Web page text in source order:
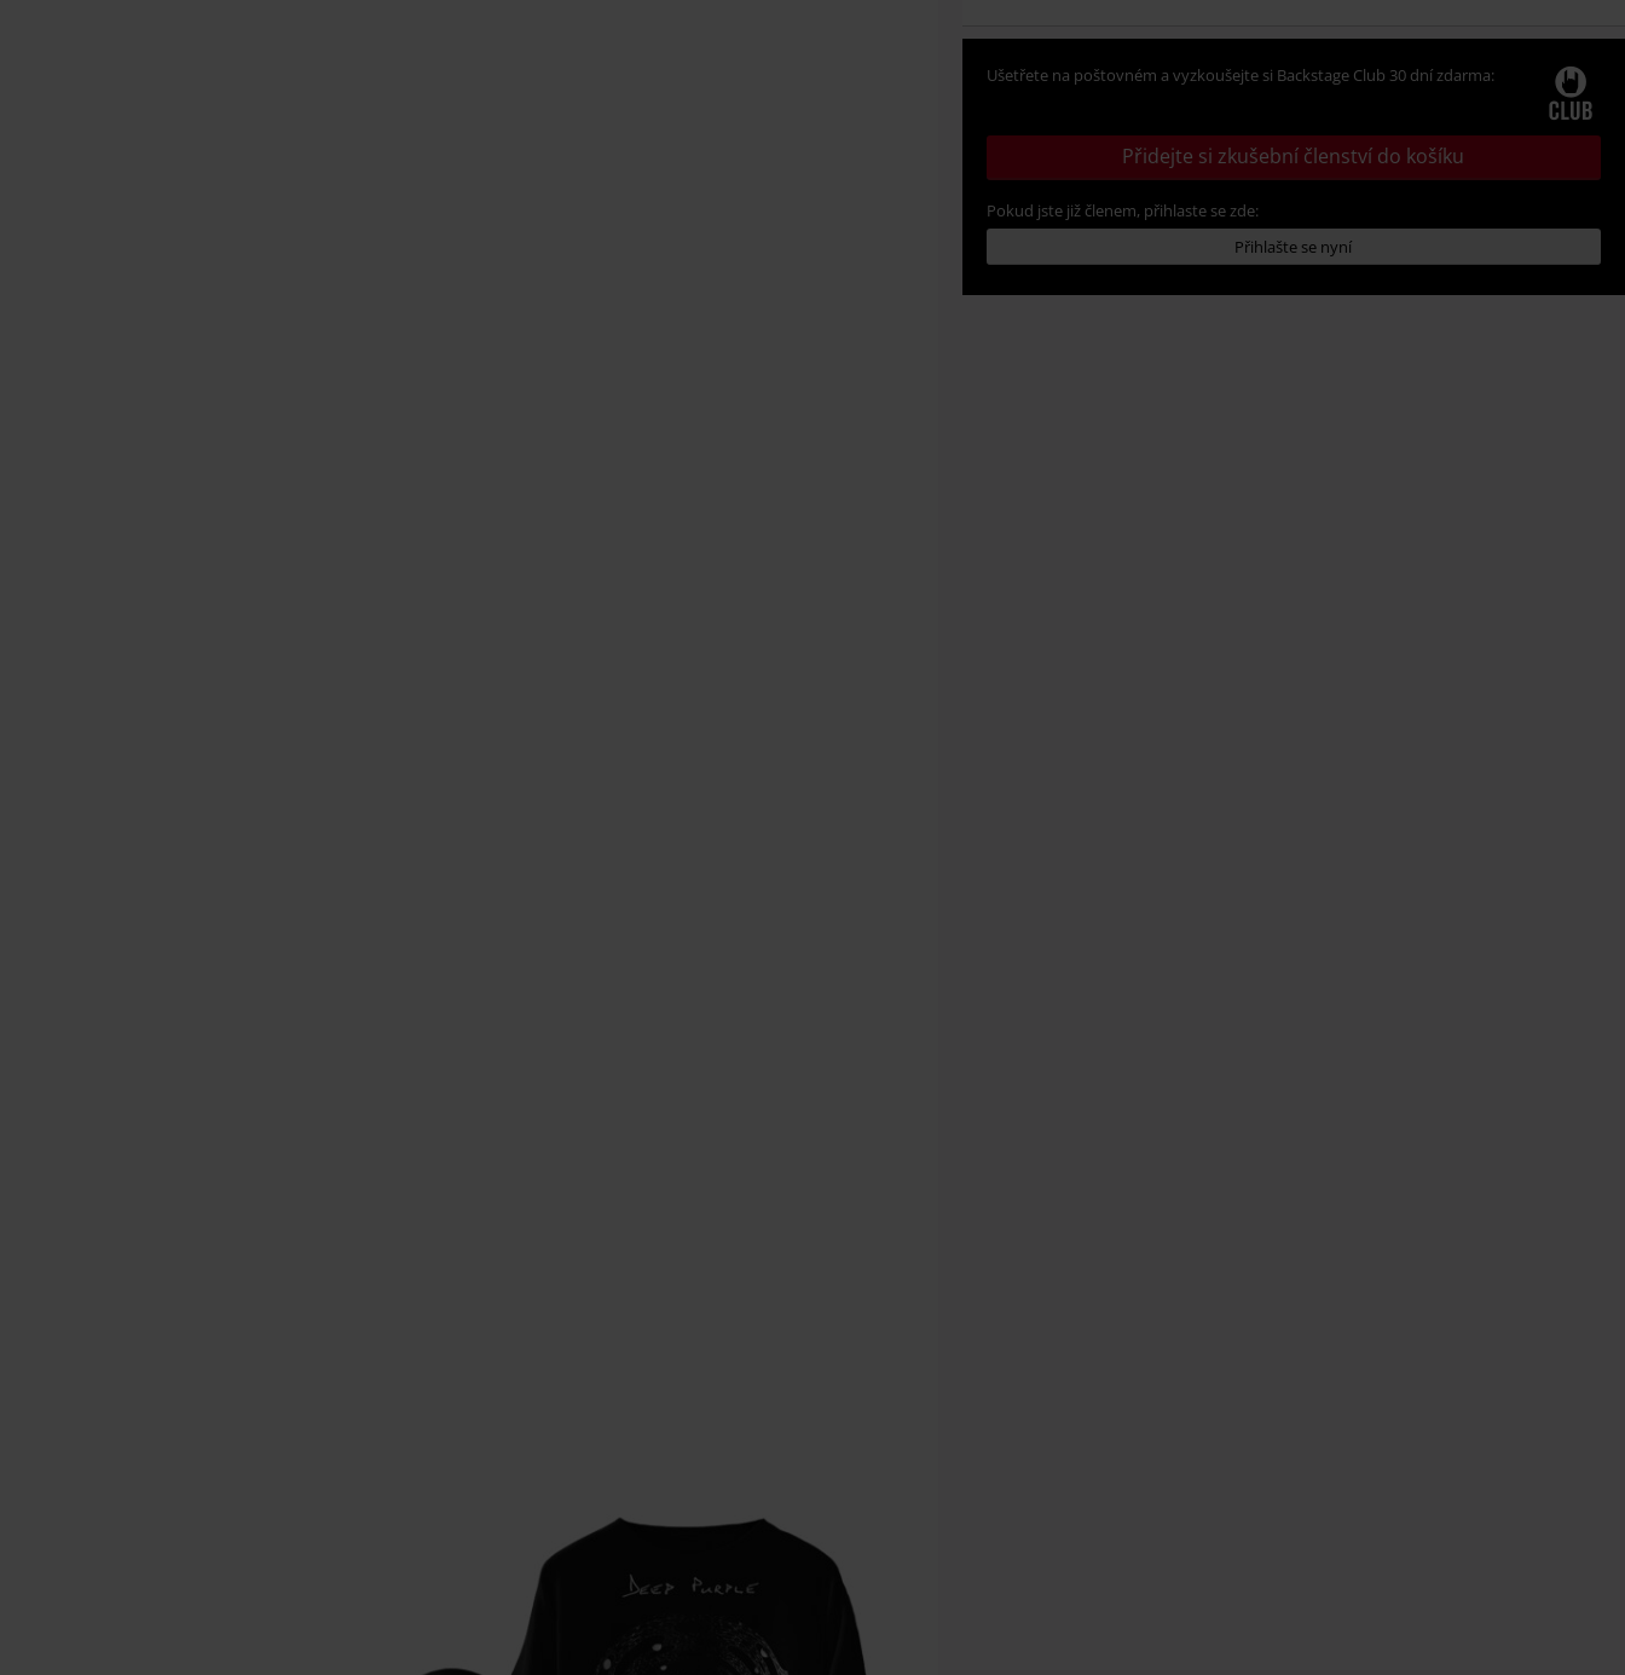
Ušetřete na poštovném a vyzkoušejte si Backstage Club 30 dní zdarma:
Přidejte si zkušební členství do košíku
Pokud jste již členem, přihlaste se zde:
Přihlašte se nyní